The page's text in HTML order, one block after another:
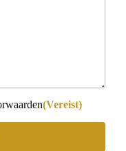
(Vereist)